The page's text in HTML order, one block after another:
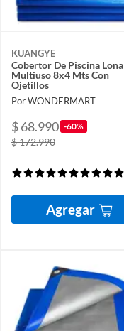
KUANGYE
Cobertor De Piscina Lona
Multiuso 8x4 Mts Con
Ojetillos
Por WONDERMART
$ 68.990 -60%
$ 172.990
Agregar